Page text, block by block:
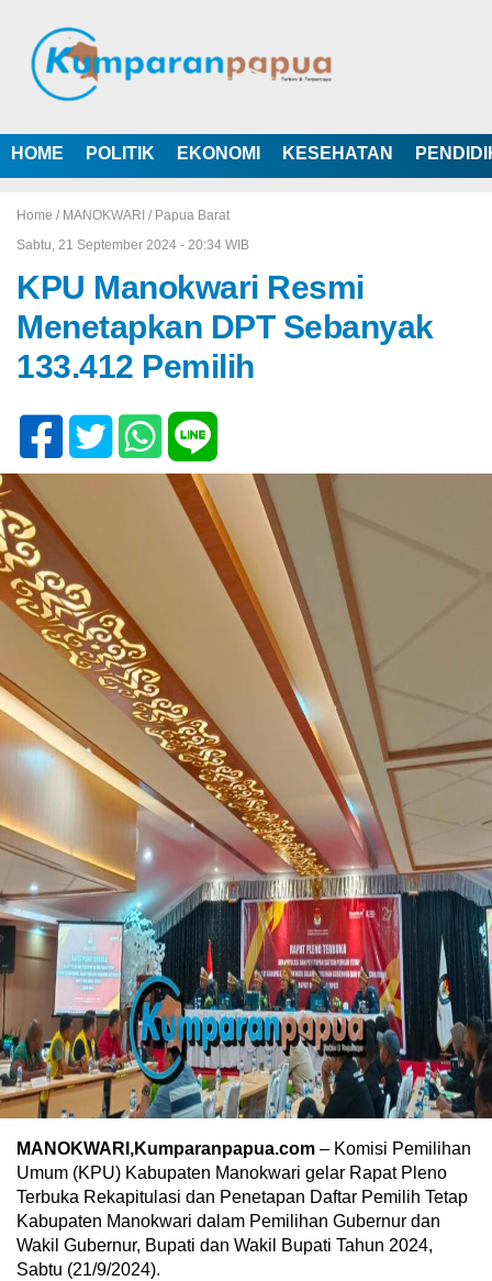
HOME POLITIK EKONOMI KESEHATAN
Home / MANOKWARI / Papua Barat
Sabtu, 21 September 2024 - 20:34 WIB
KPU Manokwari Resmi
Menetapkan DPT Sebanyak
133.412 Pemilih
MANOKWARI,Kumparanpapua.com – Komisi Pemilihan
Umum (KPU) Kabupaten Manokwari gelar Rapat Pleno
Terbuka Rekapitulasi dan Penetapan Daftar Pemilih Tetap
Kabupaten Manokwari dalam Pemilihan Gubernur dan
Wakil Gubernur, Bupati dan Wakil Bupati Tahun 2024,
Sabtu (21/9/2024).